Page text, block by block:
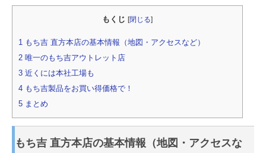
もくじ [閉じる]
1 もち吉 直方本店の基本情報（地図・アクセスなど）
2 唯一のもち吉アウトレット店
3 近くには本社工場も
4 もち吉製品をお買い得価格で！
5 まとめ
もち吉 直方本店の基本情報（地図・アクセスな